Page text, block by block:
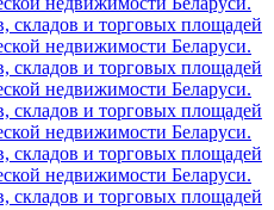
складов и торговых площадей
недвижимости Беларуси.
складов и торговых площадей
недвижимости Беларуси.
складов и торговых площадей
недвижимости Беларуси.
складов и торговых площадей
недвижимости Беларуси.
складов и торговых площадей